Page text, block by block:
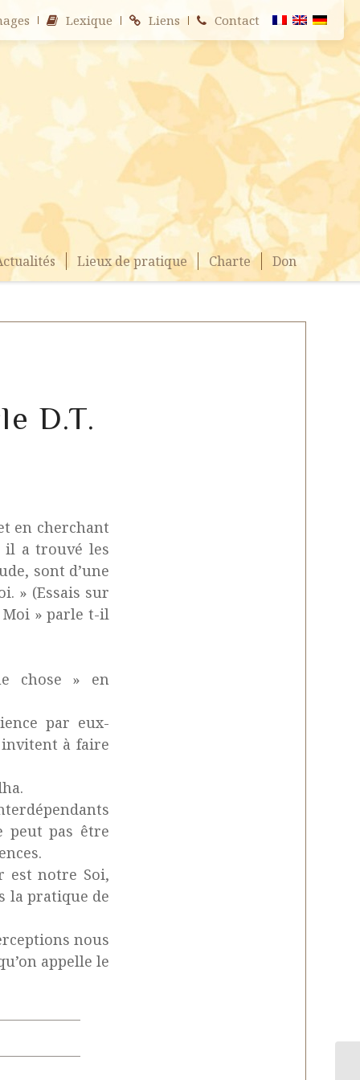
Lexique Liens Contact
Lieux de pratique Charte Don
D.T.
en cherchant
il a trouvé les
sont d’une
» (Essais sur
Moi » parle t-il
chose » en
par eux-
invitent à faire
peut pas être
est notre Soi,
la pratique de
nous
appelle le